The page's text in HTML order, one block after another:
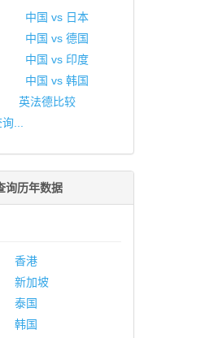
中国 vs 日本
中国 vs 德国
中国 vs 印度
中国 vs 韩国
英法德比较
...
询历年数据
香港
新加坡
泰国
韩国